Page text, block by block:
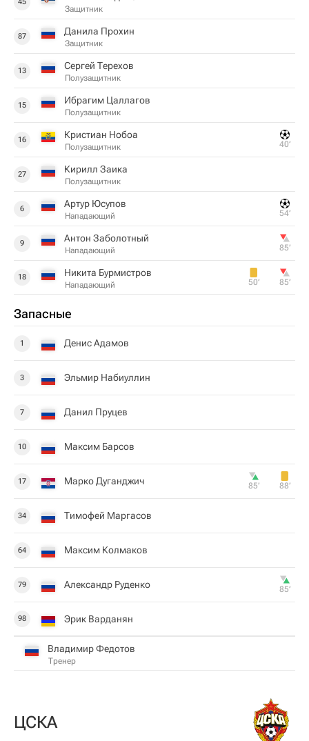
Защитник
87 Данила Прохин
Защитник
13 Сергей Терехов
Полузащитник
15 Ибрагим Цаллагов
Полузащитник
16 Кристиан Нобоа
Полузащитник 40‎’‎
27 Кирилл Заика
Полузащитник
6 Артур Юсупов
Нападающий 54‎’‎
9 Антон Заболотный
Нападающий 85‎’‎
18 Никита Бурмистров
Нападающий 50‎’‎ 85‎’‎
Запасные
1 Денис Адамов
3 Эльмир Набиуллин
7 Данил Пруцев
10 Максим Барсов
17 Марко Дуганджич 85‎’‎ 88‎’‎
34 Тимофей Маргасов
64 Максим Колмаков
79 Александр Руденко 85‎’‎
98 Эрик Варданян
Владимир Федотов
Тренер
ЦСКА